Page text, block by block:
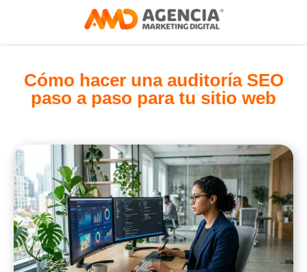
Cómo hacer una auditoría SEO
paso a paso para tu sitio web